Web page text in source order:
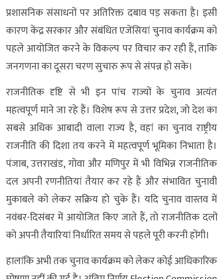
प्रशासनिक संसाधनों पर अतिरिक्त दबाव पड़ सकता है। इसी
कारण केंद्र सरकार और संबंधित एजेंसियां चुनाव कार्यक्रम को
पहले आयोजित करने के विकल्प पर विचार कर रही हैं, ताकि
जनगणना का दूसरा चरण सुचारु रूप से संपन्न हो सके।
राजनीतिक दृष्टि से भी इन पांच राज्यों के चुनाव अत्यंत
महत्वपूर्ण माने जा रहे हैं। विशेष रूप से उत्तर प्रदेश, जो देश का
सबसे अधिक आबादी वाला राज्य है, वहां का चुनाव राष्ट्रीय
राजनीति की दिशा तय करने में महत्वपूर्ण भूमिका निभाता है।
पंजाब, उत्तराखंड, गोवा और मणिपुर में भी विभिन्न राजनीतिक
दल अपनी रणनीतियां तैयार कर रहे हैं और संभावित चुनावी
मुकाबले को लेकर सक्रिय हो चुके हैं। यदि चुनाव वास्तव में
नवंबर-दिसंबर में आयोजित किए जाते हैं, तो राजनीतिक दलों
को अपनी तैयारियां निर्धारित समय से पहले पूरी करनी होंगी।
हालांकि अभी तक चुनाव कार्यक्रम को लेकर कोई आधिकारिक